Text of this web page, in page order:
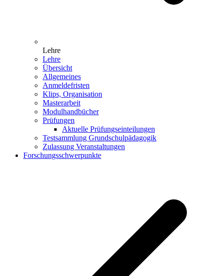
Lehre
Lehre
Übersicht
Allgemeines
Anmeldefristen
Klips, Organisation
Masterarbeit
Modulhandbücher
Prüfungen
Aktuelle Prüfungseinteilungen
Testsammlung Grundschulpädagogik
Zulassung Veranstaltungen
Forschungsschwerpunkte